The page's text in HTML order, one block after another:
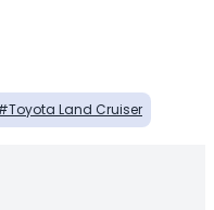
Toyota Land Cruiser